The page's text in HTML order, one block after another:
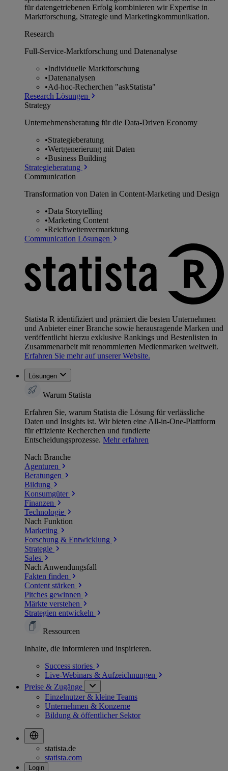
für datengetriebenen Erfolg kombinieren wir Expertise in
Marktforschung, Strategie und Marketingkommunikation.
Research
Full-Service-Marktforschung und Datenanalyse
•Individuelle Marktforschung
•Datenanalysen
•Ad-hoc-Recherchen "askStatista"
Research Lösungen
Strategy
Unternehmens­beratung für die Data-Driven Economy
•Strategieberatung
•Wertgenerierung mit Daten
•Business Building
Strategieberatung
Communication
Transformation von Daten in Content-Marketing und Design
•Data Storytelling
•Marketing Content
•Reichweitenvermarktung
Communication Lösungen
Statista R identifiziert und prämiert die besten Unternehmen
und Anbieter einer Branche sowie herausragende Marken und
veröffentlicht hierzu exklusive Rankings und Bestenlisten in
Zusammenarbeit mit renommierten Medienmarken weltweit.
Erfahren Sie mehr auf unserer Website.
Lösungen
Warum Statista
Erfahren Sie, warum Statista die Lösung für verlässliche
Daten und Insights ist. Wir bieten eine All-in-One-Plattform
für effiziente Recherchen und fundierte
Entscheidungsprozesse. Mehr erfahren
Nach Branche
Agenturen
Beratungen
Bildung
Konsumgüter
Finanzen
Technologie
Nach Funktion
Marketing
Forschung & Entwicklung
Strategie
Sales
Nach Anwendungsfall
Fakten finden
Content stärken
Pitches gewinnen
Märkte verstehen
Strategien entwickeln
Ressourcen
Inhalte, die informieren und inspirieren.
Success stories
Live-Webinars & Aufzeichnungen
Preise & Zugänge
Einzelnutzer & kleine Teams
Unternehmen & Konzerne
Bildung & öffentlicher Sektor
statista.de
statista.com